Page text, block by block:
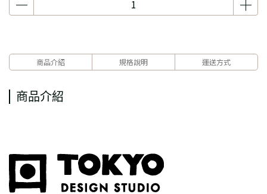
商品介紹 規格說明 運送方式
商品介紹